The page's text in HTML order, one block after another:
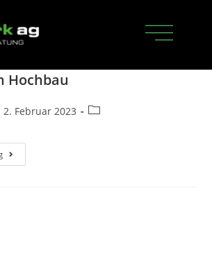
Hochbau
2. Februar 2023